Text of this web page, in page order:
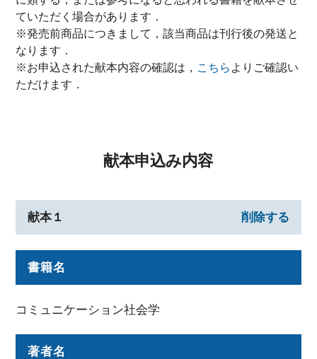
ていただく場合があります．
※発売前商品につきまして，該当商品は刊行後の発送と
なります．
※お申込された献本内容の確認は， こちら よりご確認い
ただけます．
献本申込み内容
献本１ 削除する
書籍名
コミュニケーション社会学
著者名